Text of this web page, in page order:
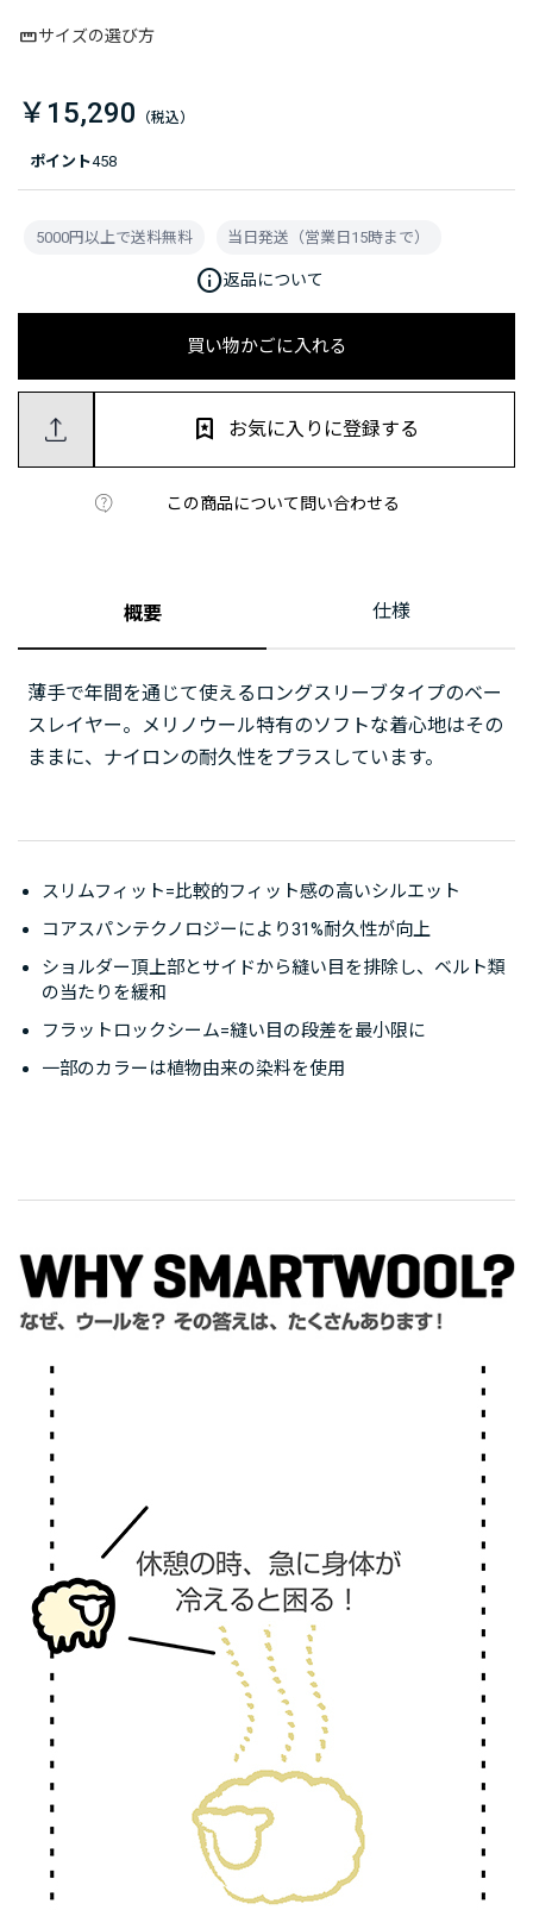
ポイント458
サイズの選び方
￥15,290
買い物かごに入れる
この商品について問い合わせる
お気に入りに登録する
5000円以上で送料無料 当日発送（営業日15時まで）
info返品について
概要 仕様
薄手で年間を通じて使えるロングスリーブタイプのベー
スレイヤー。メリノウール特有のソフトな着心地はその
ままに、ナイロンの耐久性をプラスしています。
スリムフィット=比較的フィット感の高いシルエット
コアスパンテクノロジーにより31%耐久性が向上
ショルダー頂上部とサイドから縫い目を排除し、ベルト類
の当たりを緩和
フラットロックシーム=縫い目の段差を最小限に
一部のカラーは植物由来の染料を使用